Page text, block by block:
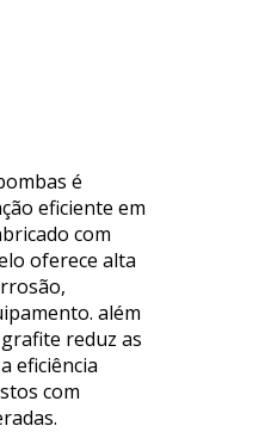
é
eficiente em
com
oferece alta
além
reduz as
eficiência
com